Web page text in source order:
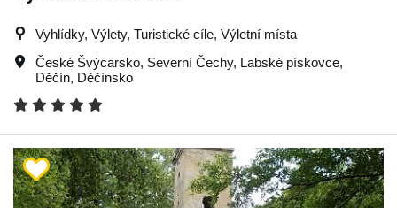
Vyhlídky, Výlety, Turistické cíle, Výletní místa
České Švýcarsko, Severní Čechy, Labské pískovce,
Děčín, Děčínsko